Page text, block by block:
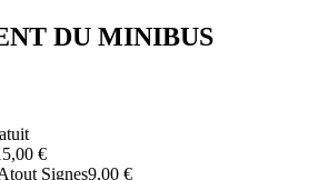
DU MINIBUS
€
Signes9,00 €